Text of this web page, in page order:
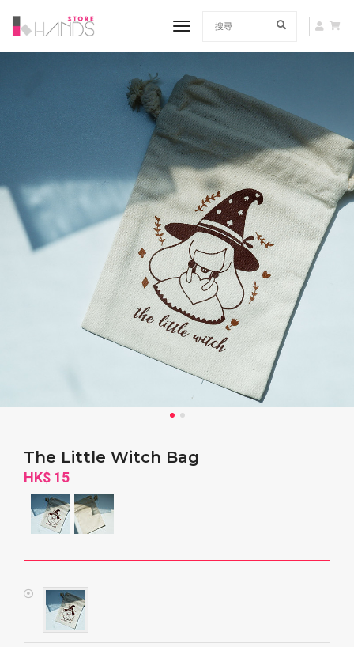
toggle navigation
The Little Witch Bag
HK$ 15